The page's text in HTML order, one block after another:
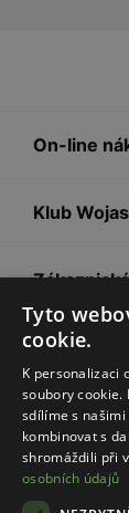
On-line
Klub Wojas
Společnost
Rady
Tyto
cookie.
K personalizaci
soubory cookie.
sdílíme s
kombinovat s
shromáždili při
osobních údajů